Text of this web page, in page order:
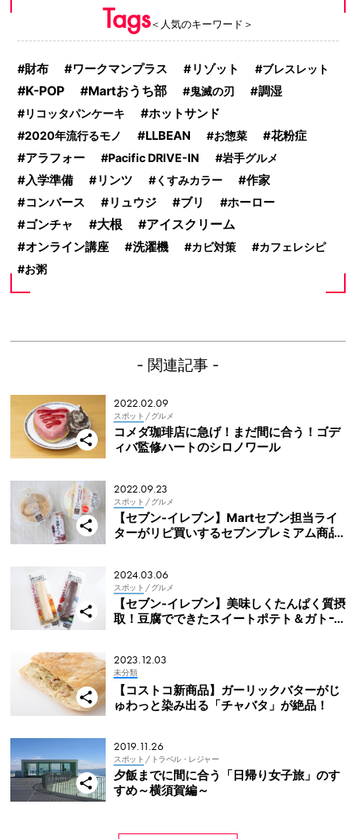
Tags＜人気のキーワード＞
財布 ワークマンプラス リゾット ブレスレット
K-POP Martおうち部 鬼滅の刃 調湿
リコッタパンケーキ ホットサンド
2020年流行るモノ LLBEAN お惣菜 花粉症
アラフォー Pacific DRIVE-IN 岩手グルメ
入学準備 リンツ くすみカラー
作家
コンバース
リュウジ ブリ
ホーロー
ゴンチャ
大根
アイスクリーム
オンライン講座
洗濯機 カビ対策
カフェレシピ
お粥
- 関連記事 -
2022.02.09
スポット / グルメ
コメダ珈琲店に急げ！まだ間に合う！ゴデ
ィバ監修ハートのシロノワール
2022.09.23
スポット / グルメ
【セブン-イレブン】Martセブン担当ライ
ターがリピ買いするセブンプレミアム商品
2024.03.06
スポット / グルメ
【セブン-イレブン】美味しくたんぱく質摂
取！豆腐でできたスイートポテト＆ガトー
2023.12.03
未分類
【コストコ新商品】ガーリックバターがじ
ゅわっと染み出る「チャバタ」が絶品！
2019.11.26
スポット / トラベル・レジャー
夕飯までに間に合う「日帰り女子旅」のす
すめ～横須賀編～